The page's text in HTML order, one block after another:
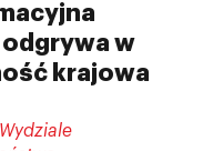
odgrywa w
krajowa